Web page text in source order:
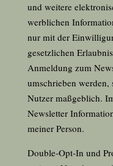
und weitere
werblichen
nur mit der
gesetzlichen
Anmeldung zum
umschrieben
Nutzer maßgeblich.
Newsletter
meiner Person.
Double-Opt-In und